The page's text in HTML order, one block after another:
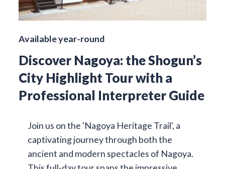
Available year-round
Discover Nagoya: the Shogun’s
City Highlight Tour with a
Professional Interpreter Guide
Join us on the 'Nagoya Heritage Trail', a
captivating journey through both the
ancient and modern spectacles of Nagoya.